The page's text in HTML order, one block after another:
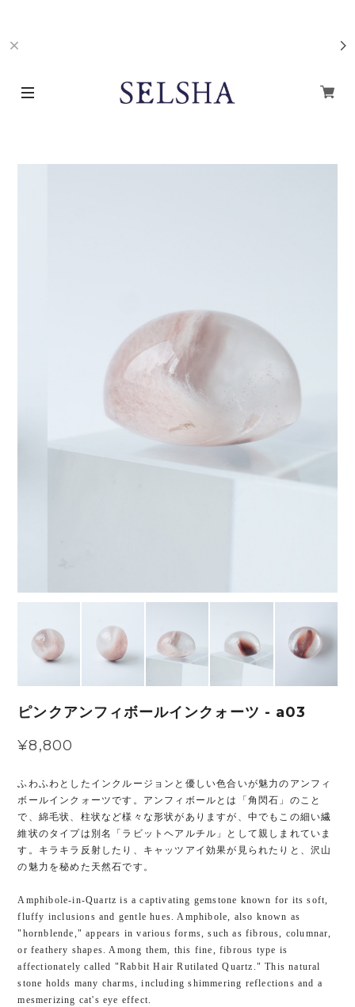
ピンクアンフィボールインクォーツ - a03
¥8,800
ふわふわとしたインクルージョンと優しい色合いが魅力のアンフィ
ボールインクォーツです。アンフィボールとは「角閃石」のこと
で、綿毛状、柱状など様々な形状がありますが、中でもこの細い繊
維状のタイプは別名「ラビットヘアルチル」として親しまれていま
す。キラキラ反射したり、キャッツアイ効果が見られたりと、沢山
の魅力を秘めた天然石です。
Amphibole-in-Quartz is a captivating gemstone known for its soft,
fluffy inclusions and gentle hues. Amphibole, also known as
"hornblende," appears in various forms, such as fibrous, columnar,
or feathery shapes. Among them, this fine, fibrous type is
affectionately called "Rabbit Hair Rutilated Quartz." This natural
stone holds many charms, including shimmering reflections and a
mesmerizing cat's eye effect.